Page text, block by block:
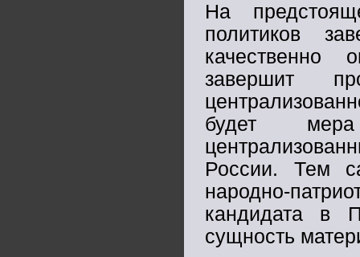
На
политиков
качественно
завершит
будет
России. Тем
народно-
кандидата в
сущность